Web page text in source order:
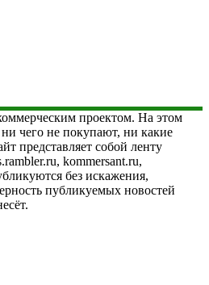
проектом. На этом
чего не покупают, ни какие
представляет собой ленту
kommersant.ru,
без искажения,
публикуемых новостей